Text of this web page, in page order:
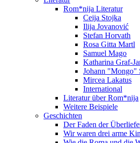
Rom*nija Literatur
Ceija Stojka
Ilija Jovanović
Stefan Horvath
Rosa Gitta Martl
Samuel Mago
Katharina Graf-
Johann "Mongo"
Mircea Lakatus
International
Literatur über Rom*nija
Weitere Beispiele
Geschichten
Der Faden der
Wir waren drei arme